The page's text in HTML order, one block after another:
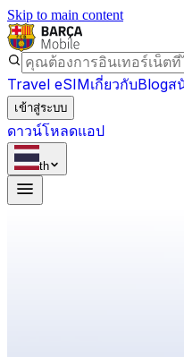
Skip to main content
Travel eSIMเกี่ยวกับBlogส
เข้าสู่ระบบ
ดาวน์โหลดแอป
th